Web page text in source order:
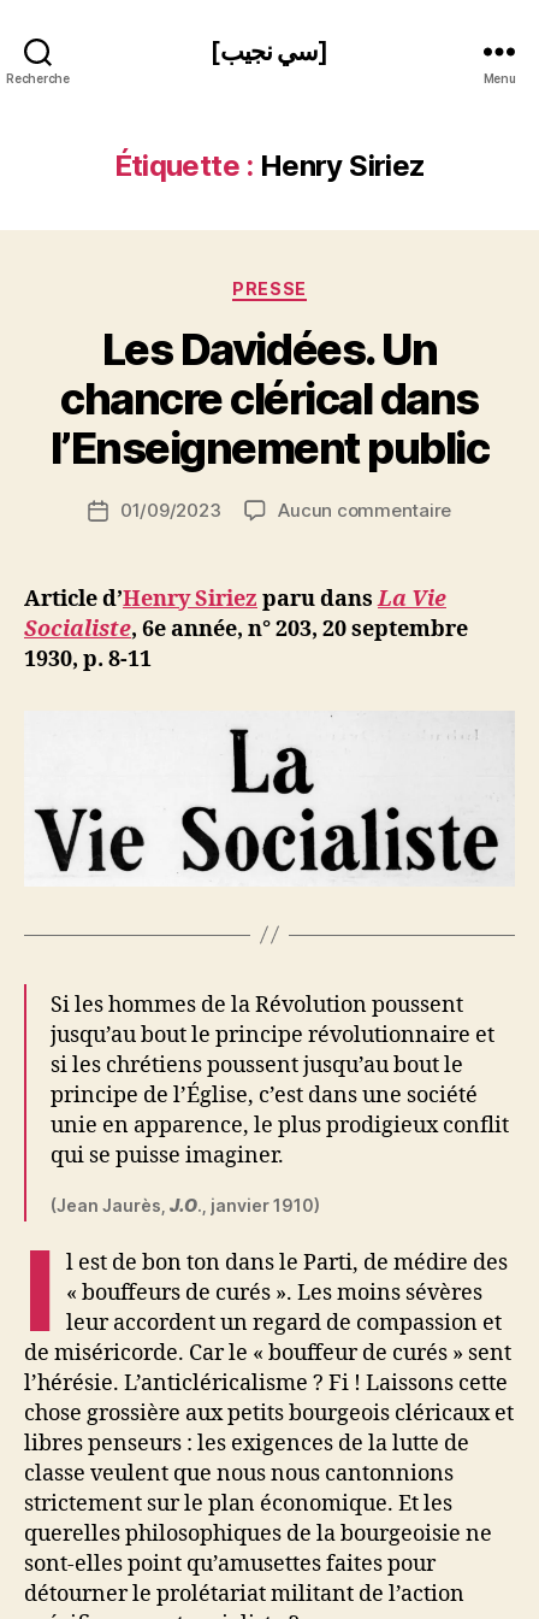
Recherche
[سي نجيب]
Menu
Étiquette : Henry Siriez
Catégories
PRESSE
Les Davidées. Un
chancre clérical dans
l’Enseignement public
de
P
a
S
N
ji
b
Date01/09/2023 Aucun commentairesur
clérical
Article d’Henry Siriez paru dansLa Vie
Socialiste, 6e année, n° 203, 20 septembre
1930, p. 8-11
Si les hommes de la Révolution poussent
jusqu’au bout le principe révolutionnaire et
si les chrétiens poussent jusqu’au bout le
principe de l’Église, c’est dans une société
unie en apparence, le plus prodigieux conflit
qui se puisse imaginer.
(Jean Jaurès, J.O., janvier 1910)
I l est de bon ton dans le Parti, de médire des
« bouffeurs de curés ». Les moins sévères
leur accordent un regard de compassion et
de miséricorde. Car le « bouffeur de curés » sent
l’hérésie. L’anticléricalisme ? Fi ! Laissons cette
chose grossière aux petits bourgeois cléricaux et
libres penseurs : les exigences de la lutte de
classe veulent que nous nous cantonnions
strictement sur le plan économique. Et les
querelles philosophiques de la bourgeoisie ne
sont-elles point qu’amusettes faites pour
détourner le prolétariat militant de l’action